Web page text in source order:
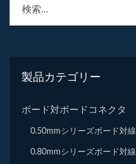
製品カテゴリー
ボード対ボードコネクタ
0.50mmシリーズボード対線
0.80mmシリーズボード対線